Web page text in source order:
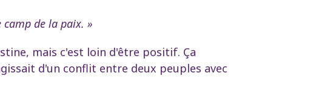
de la paix. »
mais c'est loin d'être positif. Ça
d'un conflit entre deux peuples avec